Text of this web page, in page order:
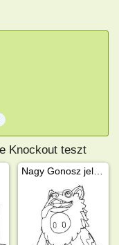
Knockout teszt